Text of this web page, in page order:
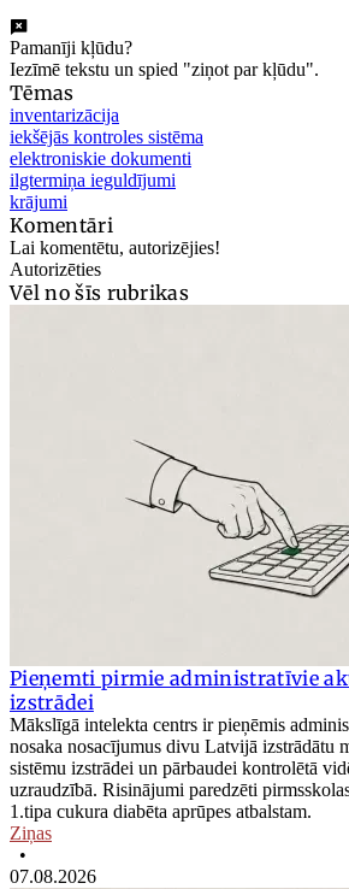
Pamanīji kļūdu?
Iezīmē tekstu un spied "ziņot par kļūdu".
Tēmas
inventarizācija
iekšējās kontroles sistēma
elektroniskie dokumenti
ilgtermiņa ieguldījumi
krājumi
Komentāri
Lai komentētu, autorizējies!
Autorizēties
Vēl no šīs rubrikas
Pieņemti pirmie administratīvie
izstrādei
Mākslīgā intelekta centrs ir pieņēmis
nosaka nosacījumus divu Latvijā izstrādātu
sistēmu izstrādei un pārbaudei kontrolētā
uzraudzībā. Risinājumi paredzēti
1.tipa cukura diabēta aprūpes atbalstam.
Ziņas
•
07.08.2026